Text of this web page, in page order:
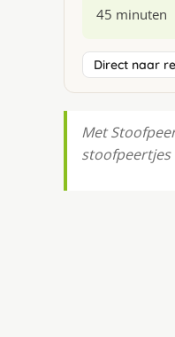
45 minuten
Direct naar
Met
stoofpeertjes